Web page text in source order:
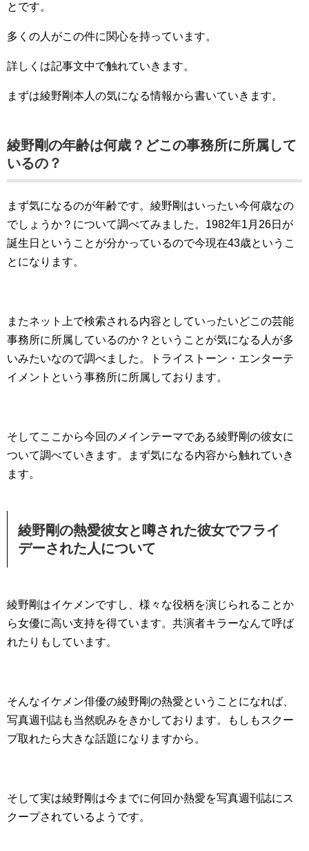
とです。
多くの人がこの件に関心を持っています。
詳しくは記事文中で触れていきます。
まずは綾野剛本人の気になる情報から書いていきます。
綾野剛の年齢は何歳？どこの事務所に所属して
いるの？
まず気になるのが年齢です。綾野剛はいったい今何歳なの
でしょうか？について調べてみました。1982年1月26日が
誕生日ということが分かっているので今現在43歳というこ
とになります。
またネット上で検索される内容としていったいどこの芸能
事務所に所属しているのか？ということが気になる人が多
いみたいなので調べました。トライストーン・エンターテ
イメントという事務所に所属しております。
そしてここから今回のメインテーマである綾野剛の彼女に
ついて調べていきます。まず気になる内容から触れていき
ます。
綾野剛の熱愛彼女と噂された彼女でフライ
デーされた人について
綾野剛はイケメンですし、様々な役柄を演じられることか
ら女優に高い支持を得ています。共演者キラーなんて呼ば
れたりもしています。
そんなイケメン俳優の綾野剛の熱愛ということになれば、
写真週刊誌も当然睨みをきかしております。もしもスクー
プ取れたら大きな話題になりますから。
そして実は綾野剛は今までに何回か熱愛を写真週刊誌にス
クープされているようです。